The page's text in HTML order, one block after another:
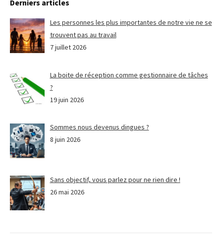
Derniers articles
Les personnes les plus importantes de notre vie ne se
trouvent pas au travail
7 juillet 2026
La boite de réception comme gestionnaire de tâches
?
19 juin 2026
Sommes nous devenus dingues ?
8 juin 2026
Sans objectif, vous parlez pour ne rien dire !
26 mai 2026